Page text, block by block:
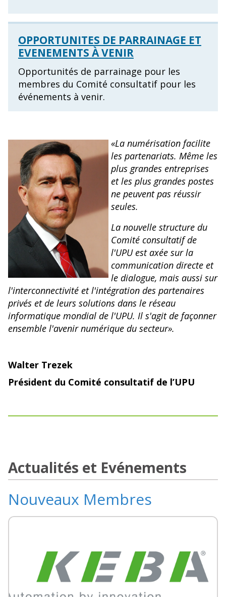
OPPORTUNITES DE PARRAINAGE ET
EVENEMENTS À VENIR
Opportunités de parrainage pour les
membres du Comité consultatif pour les
événements à venir.
«La numérisation facilite
les partenariats. Même les
plus grandes entreprises
et les plus grandes postes
ne peuvent pas réussir
seules.
La nouvelle structure du
Comité consultatif de
l'UPU est axée sur la
communication directe et
le dialogue, mais aussi sur
l'interconnectivité et l'intégration des partenaires
privés et de leurs solutions dans le réseau
informatique mondial de l'UPU. Il s'agit de façonner
ensemble l'avenir numérique du secteur».
Walter Trezek
Président du Comité consultatif de l’UPU
Actualités et Evénements
Nouveaux Membres